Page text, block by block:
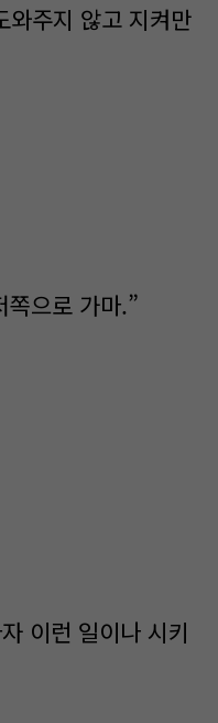
와주지 않고 지켜만
으로 가마.”
이런 일이나 시키